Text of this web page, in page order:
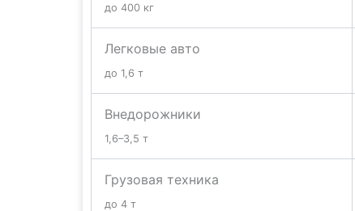
до 400 кг
Легковые авто
до 1,6 т
Внедорожники
1,6–3,5 т
Грузовая техника
до 4 т